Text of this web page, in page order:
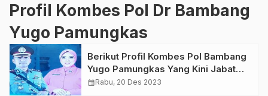
Profil Kombes Pol Dr Bambang
Yugo Pamungkas
Berikut Profil Kombes Pol Bambang
Yugo Pamungkas Yang Kini Jabat
Sebagai Dirreskrimsus Polda Jambi
calendar_monthRabu, 20 Des 2023